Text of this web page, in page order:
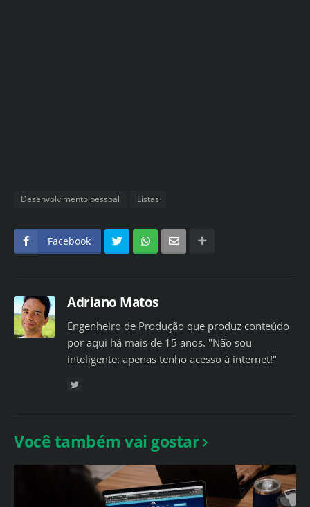
Desenvolvimento pessoal Listas
Facebook
Adriano Matos
Engenheiro de Produção que produz conteúdo
por aqui há mais de 15 anos. "Não sou
inteligente: apenas tenho acesso à internet!"
Você também vai gostar